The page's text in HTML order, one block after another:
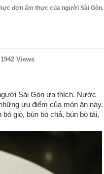
đơn ẩm thực của người Sài Gòn.
1942 Views
Sài Gòn ưa thích. Nước
ưu điểm của món ăn này.
giò, bún bò chả, bún bò tái,